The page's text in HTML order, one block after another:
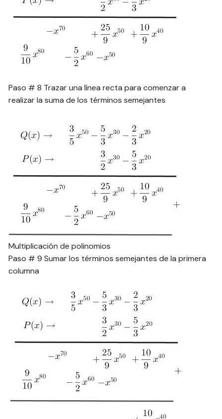
Paso # 8 Trazar una línea recta para comenzar a
realizar la suma de los términos semejantes
Multiplicación de polinomios
Paso # 9 Sumar los términos semejantes de la primera
columna